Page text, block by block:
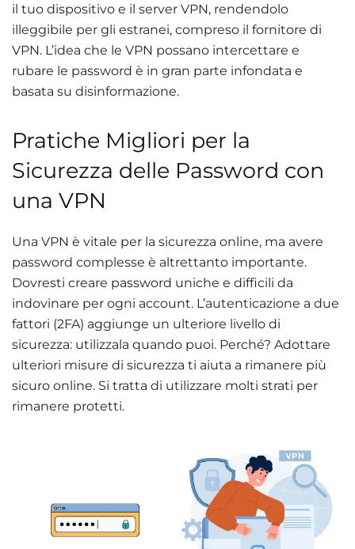
il tuo dispositivo e il server VPN, rendendolo
illeggibile per gli estranei, compreso il fornitore di
VPN. L’idea che le VPN possano intercettare e
rubare le password è in gran parte infondata e
basata su disinformazione.
Pratiche Migliori per la
Sicurezza delle Password con
una VPN
Una VPN è vitale per la sicurezza online, ma avere
password complesse è altrettanto importante.
Dovresti creare password uniche e difficili da
indovinare per ogni account. L’autenticazione a due
fattori (2FA) aggiunge un ulteriore livello di
sicurezza: utilizzala quando puoi. Perché? Adottare
ulteriori misure di sicurezza ti aiuta a rimanere più
sicuro online. Si tratta di utilizzare molti strati per
rimanere protetti­.